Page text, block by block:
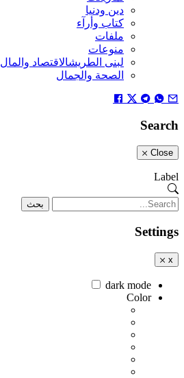
دين ودنيا
كتاب وأرآء
ملفات
منوعات
لبنى الطريشالاقتصاد والمال
الصحة والجمال
Search
Close
Label
بحث
Settings
x
dark mode
Color